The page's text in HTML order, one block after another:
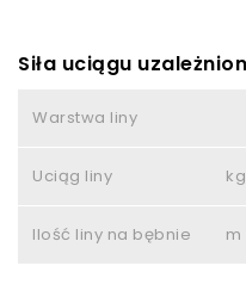
Siła uciągu
Warstwa liny
Uciąg liny kg
Ilość liny na bębnie m